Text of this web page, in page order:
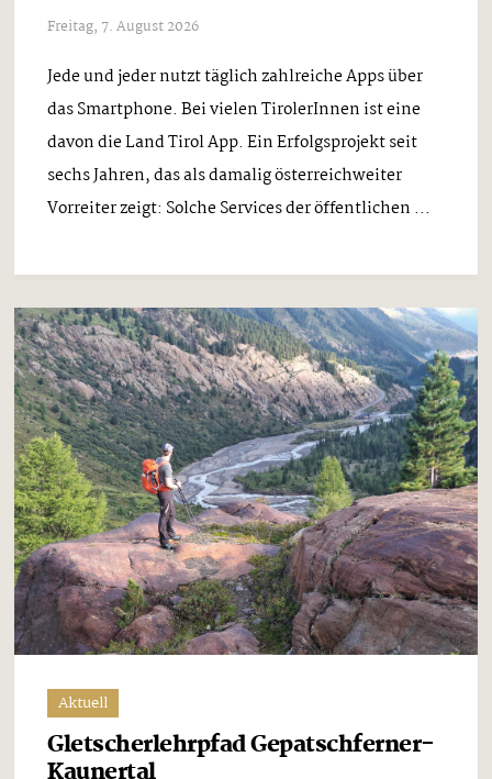
Freitag, 7. August 2026
Jede und jeder nutzt täglich zahlreiche Apps über
das Smartphone. Bei vielen TirolerInnen ist eine
davon die Land Tirol App. Ein Erfolgsprojekt seit
sechs Jahren, das als damalig österreichweiter
Vorreiter zeigt: Solche Services der öffentlichen ...
Aktuell
Gletscherlehrpfad Gepatschferner-